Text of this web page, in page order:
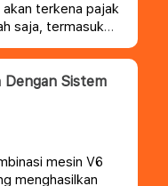
terkena pajak
saja, termasuk
Dengan Sistem
mesin V6
menghasilkan